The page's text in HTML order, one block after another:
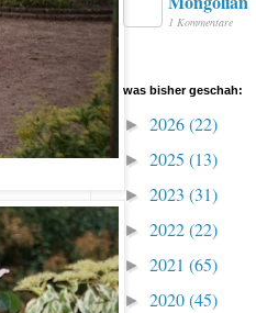
1 Kommentare
was bisher geschah:
► 2026(22)
► 2025 (13)
► 2023 (31)
► 2022(22)
► 2021 (65)
► 2020(45)